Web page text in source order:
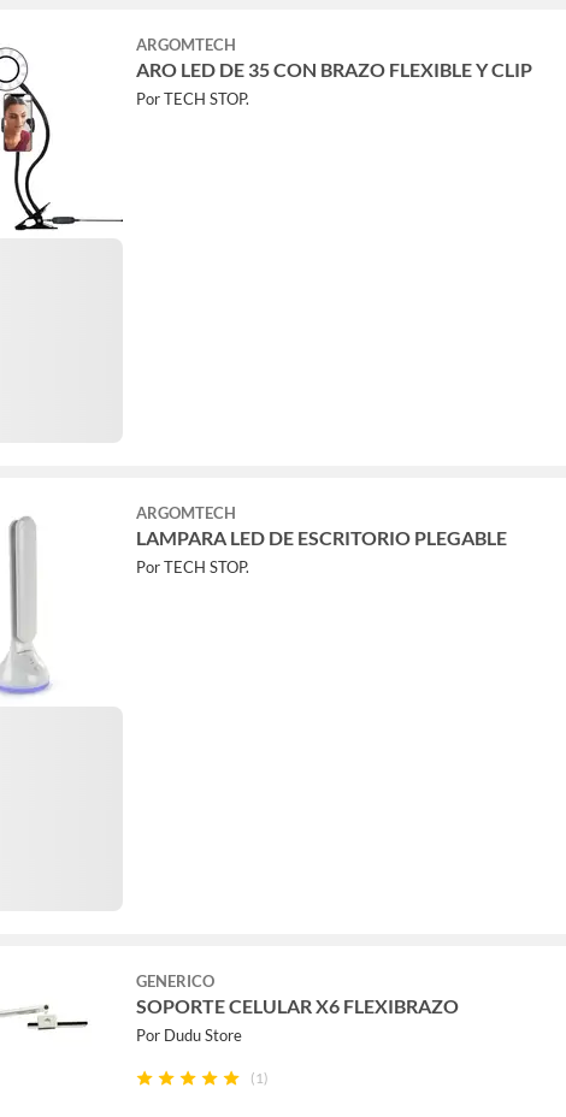
ARGOMTECH
ARO LED DE 35 CON BRAZO FLEXIBLE Y CLIP
Por TECH STOP.
ARGOMTECH
LAMPARA LED DE ESCRITORIO PLEGABLE
Por TECH STOP.
GENERICO
SOPORTE CELULAR X6 FLEXIBRAZO
Por Dudu Store
(1)